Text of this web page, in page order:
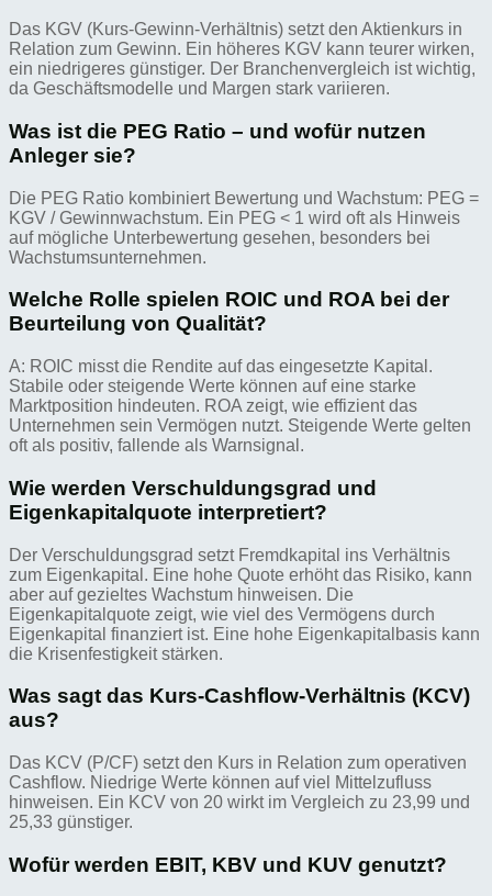
Das KGV (Kurs-Gewinn-Verhältnis) setzt den Aktienkurs in
Relation zum Gewinn. Ein höheres KGV kann teurer wirken,
ein niedrigeres günstiger. Der Branchenvergleich ist wichtig,
da Geschäftsmodelle und Margen stark variieren.
Was ist die PEG Ratio – und wofür nutzen
Anleger sie?
Die PEG Ratio kombiniert Bewertung und Wachstum: PEG =
KGV / Gewinnwachstum. Ein PEG < 1 wird oft als Hinweis
auf mögliche Unterbewertung gesehen, besonders bei
Wachstumsunternehmen.
Welche Rolle spielen ROIC und ROA bei der
Beurteilung von Qualität?
A: ROIC misst die Rendite auf das eingesetzte Kapital.
Stabile oder steigende Werte können auf eine starke
Marktposition hindeuten. ROA zeigt, wie effizient das
Unternehmen sein Vermögen nutzt. Steigende Werte gelten
oft als positiv, fallende als Warnsignal.
Wie werden Verschuldungsgrad und
Eigenkapitalquote interpretiert?
Der Verschuldungsgrad setzt Fremdkapital ins Verhältnis
zum Eigenkapital. Eine hohe Quote erhöht das Risiko, kann
aber auf gezieltes Wachstum hinweisen. Die
Eigenkapitalquote zeigt, wie viel des Vermögens durch
Eigenkapital finanziert ist. Eine hohe Eigenkapitalbasis kann
die Krisenfestigkeit stärken.
Was sagt das Kurs-Cashflow-Verhältnis (KCV)
aus?
Das KCV (P/CF) setzt den Kurs in Relation zum operativen
Cashflow. Niedrige Werte können auf viel Mittelzufluss
hinweisen. Ein KCV von 20 wirkt im Vergleich zu 23,99 und
25,33 günstiger.
Wofür werden EBIT, KBV und KUV genutzt?